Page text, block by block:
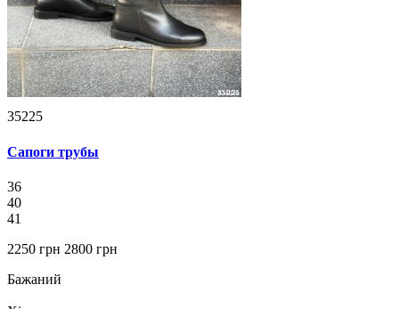
35225
Сапоги трубы
36
40
41
2250 грн 2800 грн
Бажаний